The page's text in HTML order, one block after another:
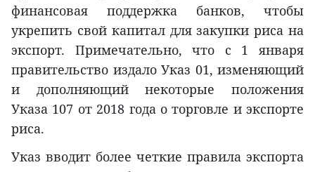
финансовая поддержка банков, чтобы
укрепить свой капитал для закупки риса на
экспорт. Примечательно, что с 1 января
правительство издало Указ 01, изменяющий
и дополняющий некоторые положения
Указа 107 от 2018 года о торговле и экспорте
риса.
Указ вводит более четкие правила экспорта